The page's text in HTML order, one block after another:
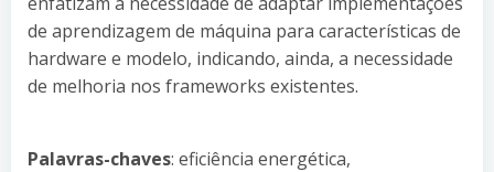
de aprendizagem de máquina para características de
hardware e modelo, indicando, ainda, a necessidade
de melhoria nos frameworks existentes.
Palavras-chaves: eficiência energética,